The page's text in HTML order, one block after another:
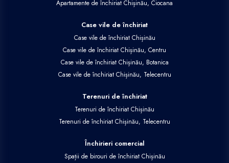
Apartamente de închiriat Chișinău, Ciocana
Case vile de închiriat
Case vile de închiriat Chișinău
Case vile de închiriat Chișinău, Centru
Case vile de închiriat Chișinău, Botanica
Case vile de închiriat Chișinău, Telecentru
Terenuri de închiriat
Terenuri de închiriat Chișinău
Terenuri de închiriat Chișinău, Telecentru
Închirieri comercial
Spații de birouri de închiriat Chișinău